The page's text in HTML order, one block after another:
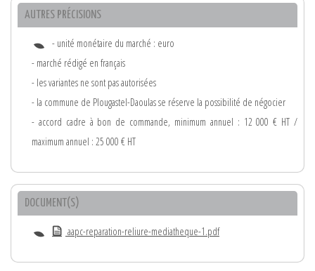
AUTRES PRÉCISIONS
- unité monétaire du marché : euro
- marché rédigé en français
- les variantes ne sont pas autorisées
- la commune de Plougastel-Daoulas se réserve la possibilité de négocier
- accord cadre à bon de commande, minimum annuel : 12 000 € HT /
maximum annuel : 25 000 € HT
DOCUMENT(S)
aapc-reparation-reliure-mediatheque-1.pdf